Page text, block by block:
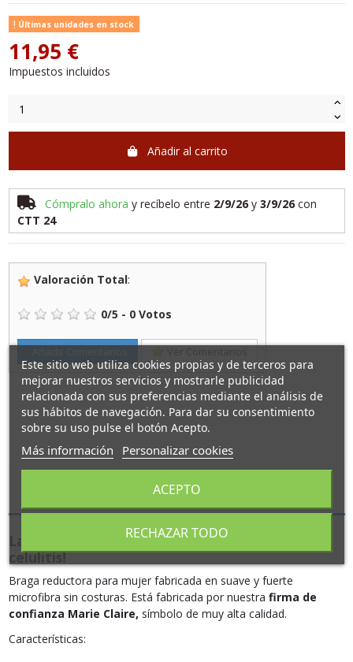
Últimas unidades en stock
11,95 €
Impuestos incluidos
Añadir al carrito
Cómpralo ahora y recíbelo entre 2/9/26y 3/9/26 con
CTT 24
Valoración Total:
0/5 - 0 Votos
La Braga reductora Marie Claire reduce la
celulitis!
Braga reductora para mujer fabricada en suave y fuerte
microfibra sin costuras. Está fabricada por nuestra firma de
confianza Marie Claire, símbolo de muy alta calidad.
Características:
Este sitio web utiliza cookies propias y de terceros para
mejorar nuestros servicios y mostrarle publicidad
relacionada con sus preferencias mediante el análisis de
sus hábitos de navegación. Para dar su consentimiento
sobre su uso pulse el botón Acepto.
Más información Personalizar cookies
RECHAZAR TODO
ACEPTO